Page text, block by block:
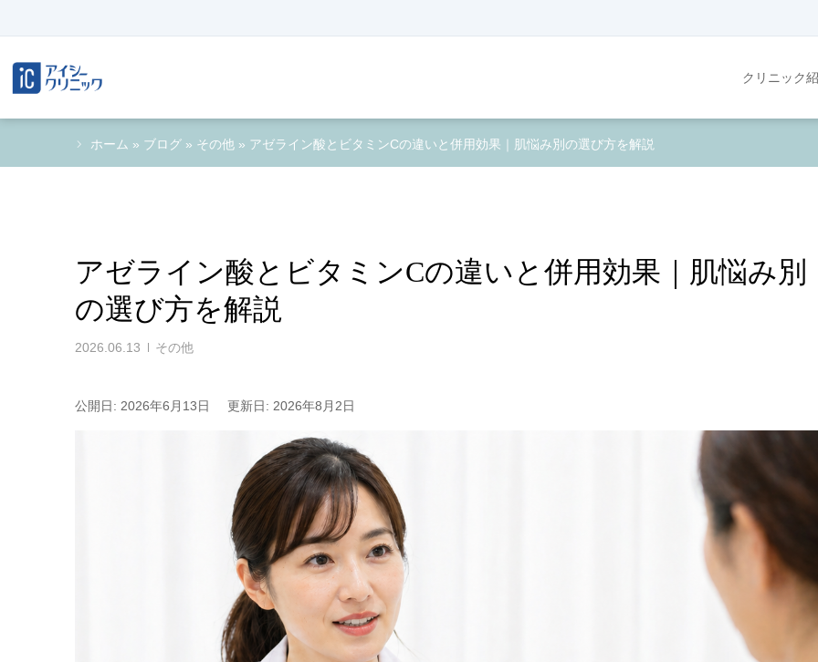
クリニック
ホーム » ブログ » その他 » アゼライン酸とビタミンCの違いと併用効果｜肌悩み別の選び方を解説
アゼライン酸とビタミンCの違いと併用効果｜肌悩み別
の選び方を解説
2026.06.13 その他
公開日: 2026年6月13日 更新日: 2026年8月2日